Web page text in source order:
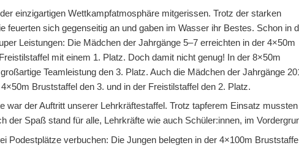
einzigartigen Wettkampfatmosphäre mitgerissen. Trotz der starken
feuerten sich gegenseitig an und gaben im Wasser ihr Bestes. Schon in
Leistungen: Die Mädchen der Jahrgänge 5–7 erreichten in der 4×50m
mit einem 1. Platz. Doch damit nicht genug! In der 8×50m
Teamleistung den 3. Platz. Auch die Mädchen der Jahrgänge
Bruststaffel den 3. und in der Freistilstaffel den 2. Platz.
war der Auftritt unserer Lehrkräftestaffel. Trotz tapferem Einsatz mussten
der Spaß stand für alle, Lehrkräfte wie auch Schüler:innen, im
Podestplätze verbuchen: Die Jungen belegten in der 4×100m